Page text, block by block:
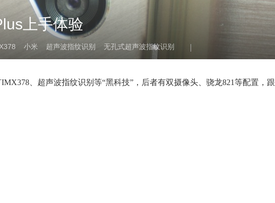
上手体验
小米 超声波指纹识别 无孔式超声波指纹识别
、超声波指纹识别等“黑科技”，后者有双摄像头、骁龙821等配置，跟